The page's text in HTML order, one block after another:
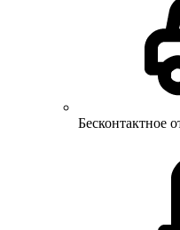
Бесконтактное